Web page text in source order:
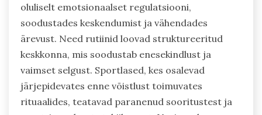
oluliselt emotsionaalset regulatsiooni,
soodustades keskendumist ja vähendades
ärevust. Need rutiinid loovad struktureeritud
keskkonna, mis soodustab enesekindlust ja
vaimset selgust. Sportlased, kes osalevad
järjepidevates enne võistlust toimuvates
rituaalides, teatavad paranenud sooritustest ja